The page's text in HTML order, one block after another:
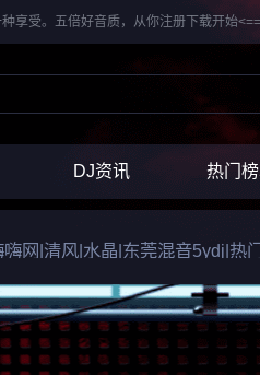
享受。五倍好音质，从你注册下载开始
DJ资讯 热门
网|清风|水晶|东莞混音5ydj|热